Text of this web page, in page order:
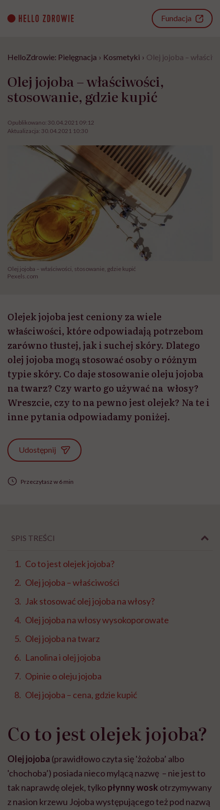
content
Fundacja
HelloZdrowie: Pielęgnacja › Kosmetyki › Olej jojoba –
Olej jojoba – właściwości,
stosowanie, gdzie kupić
Opublikowano: 30.04.2021 09:12
Aktualizacja: 30.04.2021 10:30
Olej jojoba – właściwości, stosowanie, gdzie kupić
Pexels.com
Olejek jojoba jest ceniony za wiele
właściwości, które odpowiadają potrzebom
zarówno tłustej, jak i suchej skóry. Dlatego
olej jojoba mogą stosować osoby o różnym
typie skóry. Co daje stosowanie oleju jojoba
na twarz? Czy warto go używać na włosy?
Wreszcie, czy to na pewno jest olejek? Na te i
inne pytania odpowiadamy poniżej.
Udostępnij
Przeczytasz w 6 min
SPIS TREŚCI
Co to jest olejek jojoba?
Olej jojoba – właściwości
Jak stosować olej jojoba na włosy?
Olej jojoba na włosy wysokoporowate
Olej jojoba na twarz
Lanolina i olej jojoba
Opinie o oleju jojoba
Olej jojoba – cena, gdzie kupić
Co to jest olejek jojoba?
Olej jojoba (prawidłowo czyta się 'żożoba’ albo
'chochoba’) posiada nieco mylącą nazwę – nie jest to
tak naprawdę olejek, tylkopłynnywosk otrzymywany
z nasion krzewu Jojoba występującego też pod nazwą